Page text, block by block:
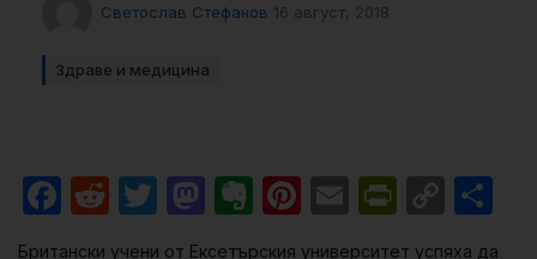
Светослав Стефанов 16 август, 2018
Здраве и медицина
Facebook
RedditTwitter
Mastodon
Evernote
Pinterest
Email
Британски учени от Ексетърския университет успяха да